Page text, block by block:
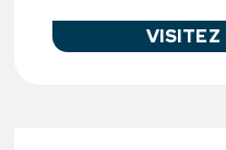
VISITEZ